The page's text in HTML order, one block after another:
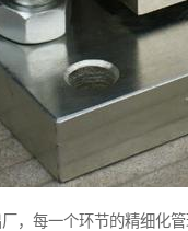
，每一个环节的精细化